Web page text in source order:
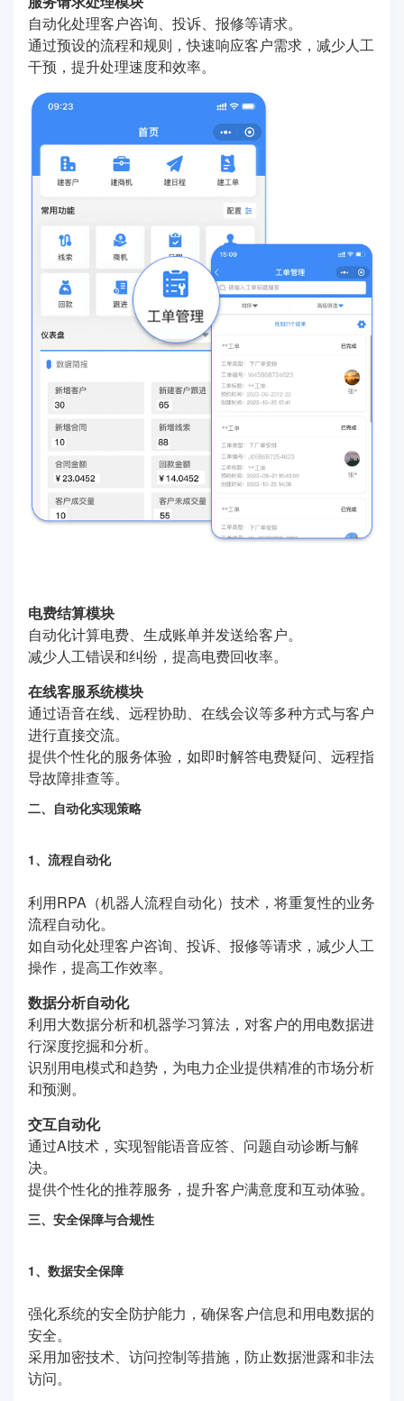
自动化处理客户咨询、投诉、报修等请求。
通过预设的流程和规则，快速响应客户需求，减少人工
干预，提升处理速度和效率。
电费结算模块
自动化计算电费、生成账单并发送给客户。
减少人工错误和纠纷，提高电费回收率。
在线客服系统模块
通过语音在线、远程协助、在线会议等多种方式与客户
进行直接交流。
提供个性化的服务体验，如即时解答电费疑问、远程指
导故障排查等。
二、自动化实现策略
1、流程自动化
利用RPA（机器人流程自动化）技术，将重复性的业务
流程自动化。
如自动化处理客户咨询、投诉、报修等请求，减少人工
操作，提高工作效率。
数据分析自动化
利用大数据分析和机器学习算法，对客户的用电数据进
行深度挖掘和分析。
识别用电模式和趋势，为电力企业提供精准的市场分析
和预测。
交互自动化
通过AI技术，实现智能语音应答、问题自动诊断与解
决。
提供个性化的推荐服务，提升客户满意度和互动体验。
三、安全保障与合规性
1、数据安全保障
强化系统的安全防护能力，确保客户信息和用电数据的
安全。
采用加密技术、访问控制等措施，防止数据泄露和非法
访问。